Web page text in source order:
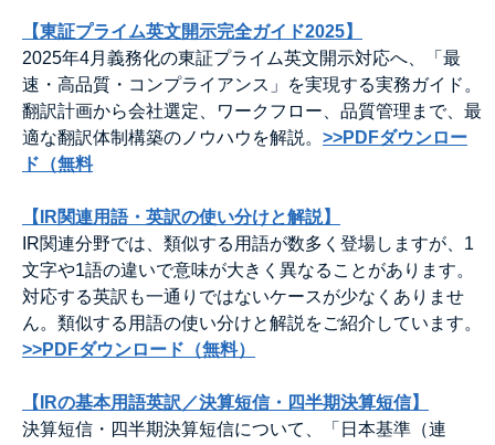
【東証プライム英文開示完全ガイド2025】
2025年4月義務化の東証プライム英文開示対応へ、「最
速・高品質・コンプライアンス」を実現する実務ガイド。
翻訳計画から会社選定、ワークフロー、品質管理まで、最
適な翻訳体制構築のノウハウを解説。 >>PDFダウンロー
ド（無料
【IR関連用語・英訳の使い分けと解説】
IR関連分野では、類似する用語が数多く登場しますが、1
文字や1語の違いで意味が大きく異なることがあります。
対応する英訳も一通りではないケースが少なくありませ
ん。類似する用語の使い分けと解説をご紹介しています。
>>PDFダウンロード（無料）
【IRの基本用語英訳／決算短信・四半期決算短信】
決算短信・四半期決算短信について、「日本基準（連